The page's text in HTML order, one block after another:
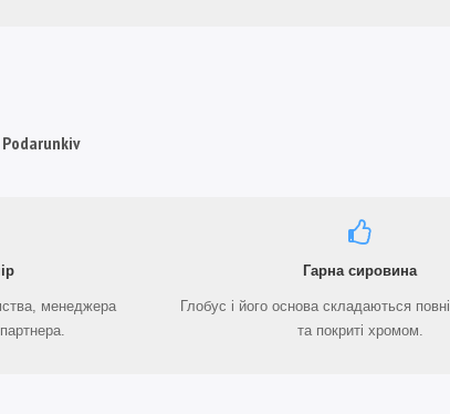
Podarunkiv
менеджера
Гарна сировина
Глобус і його основа складаються
та покриті хромом.